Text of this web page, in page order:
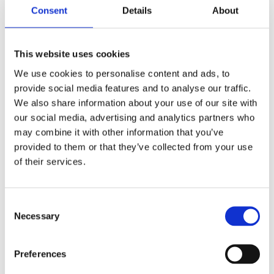
Consent Details About
This website uses cookies
We use cookies to personalise content and ads, to
provide social media features and to analyse our traffic.
We also share information about your use of our site with
our social media, advertising and analytics partners who
may combine it with other information that you’ve
provided to them or that they’ve collected from your use
of their services.
Necessary
Preferences
Professionals. Dr. Kenzo Kase and Kinesio bring you
Kinesio® Tex Gold FP. Backed by research and
continues to make advancements in technology
that continues the ReEvolution and fulfill the
original vision; Taping the Worldfor Health. The
famous wave pattern provides enhanced and
patented Fingerprint [FP] technology and a
patented Nano Touch stimulation to the epidermis
and superficial layers of the skin. Kinesio® Tex Gold
FP mimics a gentle human touch while providing a
and hold with less adhesive surface area.
Breathability